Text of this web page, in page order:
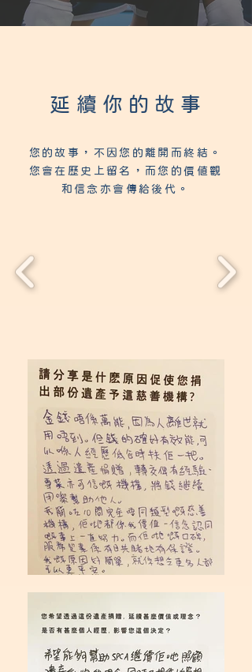
延續你的故事
您的故事，不因您的離開而終結。
您會在歷史上留名，而您的價值觀
和信念亦會傳給後代。